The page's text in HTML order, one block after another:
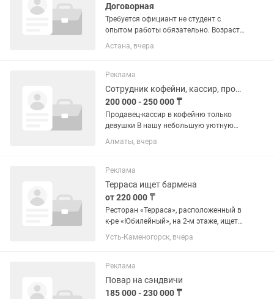
Договорная
Требуется официант не студент с
опытом работы обязательно. Возраст
21+ лет. Ставка от 5 до 7 % от личных
продаж.
Астана, вчера
Реклама
Сотрудник кофейни, кассир, продавец
200 000 - 250 000 ₸
Продавец-кассир в кофейню только
девушки В нашу небольшую уютную
кофейню требуется продавец-кассир.
Обязанности: Приготовление горячих
Алматы, вчера
Реклама
Терраса ищет бармена
от 220 000 ₸
Ресторан «Терраса», расположенный в
к-ре «Юбилейный», на 2-м этаже, ищет
бармена. Не просто того, кто умеет
готовить коктейли. А человека,
красивую подачу и...
Усть-Каменогорск, вчера
Реклама
Повар на сэндвичи
185 000 - 230 000 ₸